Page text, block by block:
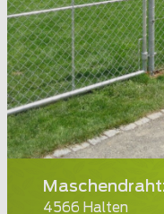
4566 Halten